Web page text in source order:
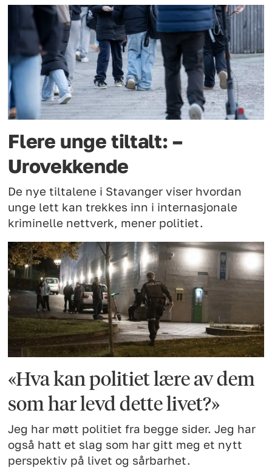
Flere unge tiltalt: –
Urovekkende
De nye tiltalene i Stavanger viser hvordan
unge lett kan trekkes inn i internasjonale
kriminelle nettverk, mener politiet.
«Hva kan politiet lære av dem
som har levd dette livet?»
Jeg har møtt politiet fra begge sider. Jeg har
også hatt et slag som har gitt meg et nytt
perspektiv på livet og sårbarhet.